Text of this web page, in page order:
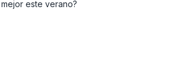
este verano?